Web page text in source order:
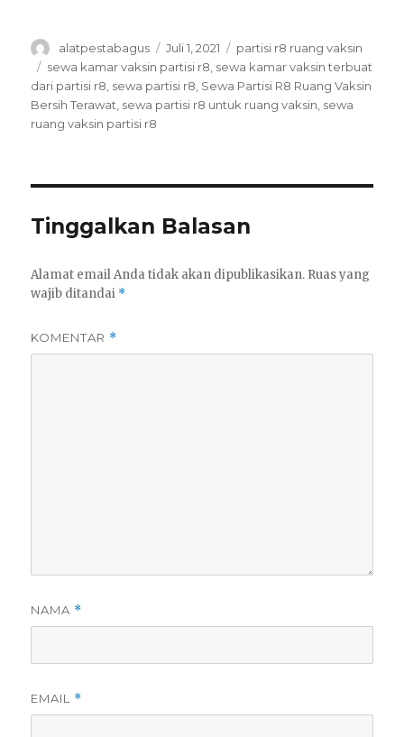
Author
alatpestabagus
Posted
on
Juli 1, 2021 Categories
partisi r8 ruang vaksin
Tags
sewa kamar vaksin partisi r8 sewa kamar vaksin terbuat
dari partisi r8 sewa partisi r8 Sewa Partisi R8 Ruang Vaksin
Bersih Terawat sewa partisi r8 untuk ruang vaksin sewa
ruang vaksin partisi r8
Tinggalkan Balasan
Alamat email Anda tidak akan dipublikasikan. Ruas yang
wajib ditandai *
KOMENTAR *
NAMA *
EMAIL *